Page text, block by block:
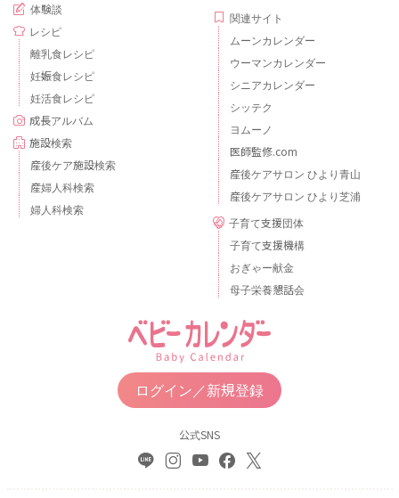
体験談
レシピ
離乳食レシピ
妊娠食レシピ
妊活食レシピ
成長アルバム
施設検索
産後ケア施設検索
産婦人科検索
婦人科検索
関連サイト
ムーンカレンダー
ウーマンカレンダー
シニアカレンダー
シッテク
ヨムーノ
医師監修.com
産後ケアサロン ひより青山
産後ケアサロン ひより芝浦
子育て支援団体
子育て支援機構
おぎゃー献金
母子栄養懇話会
ログイン／新規登録
公式SNS